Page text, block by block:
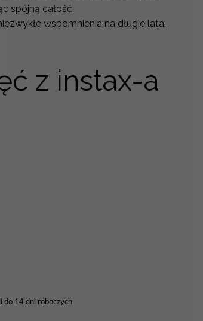
spójną całość.
wspomnienia na długie lata.
z instax-a
do 14 dni roboczych